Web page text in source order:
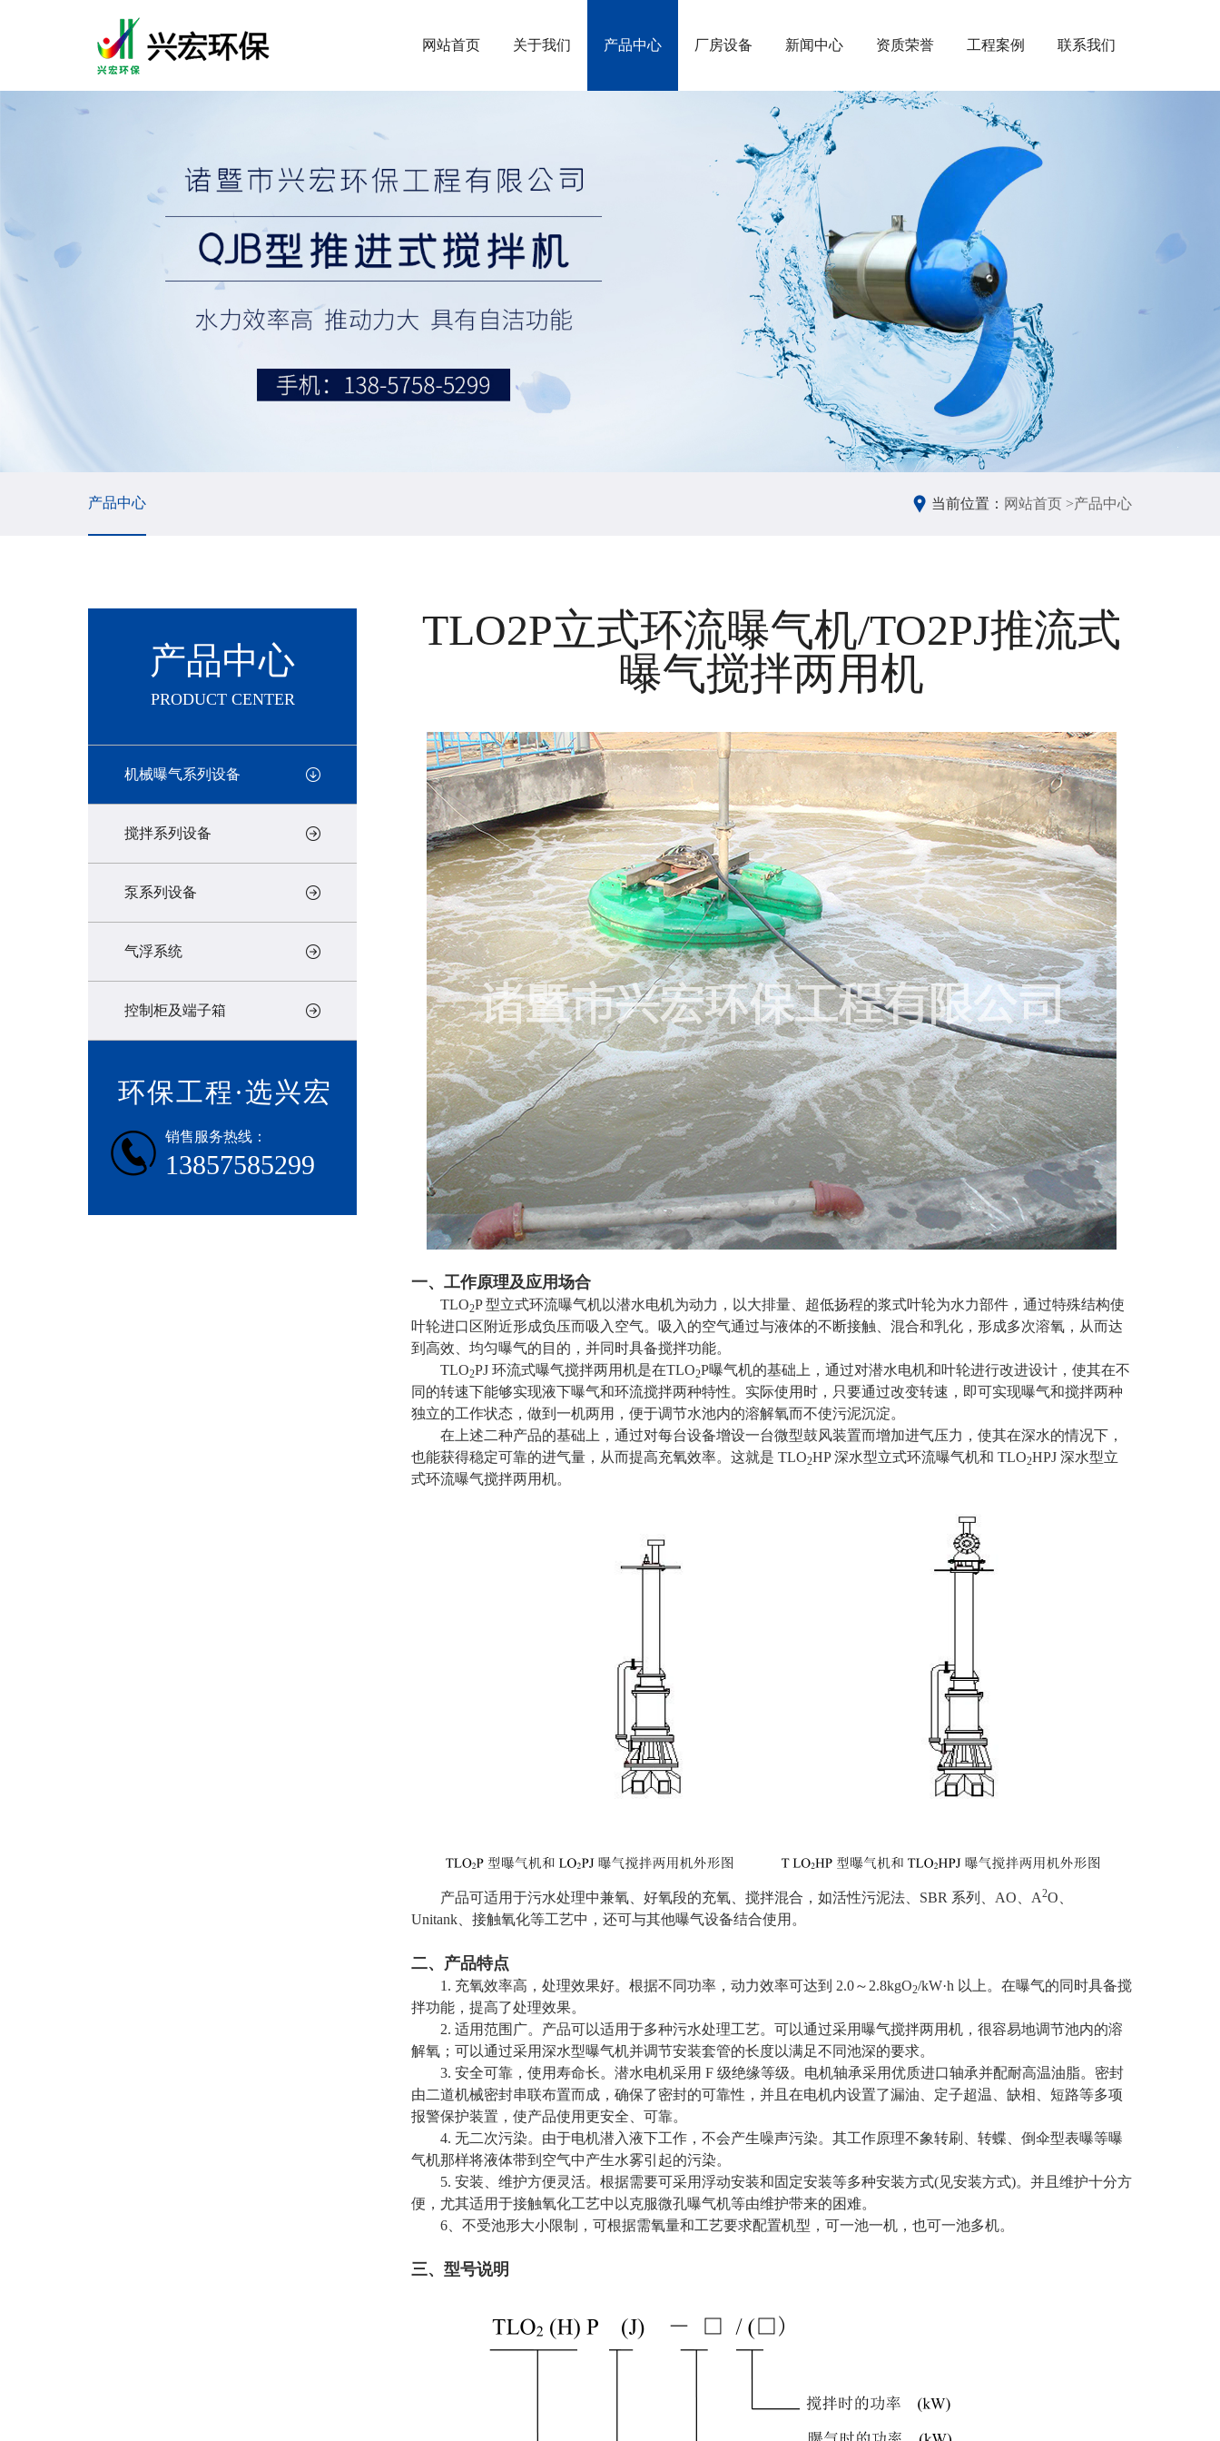
网站首页 关于我们 产品中心 厂房设备 新闻中心 资质荣誉 工程案例 联系我们
当前位置： 网站首页 >产品中心
产品中心
产品中心
PRODUCT CENTER
机械曝气系列设备
搅拌系列设备
泵系列设备
气浮系统
控制柜及端子箱
环保工程·选兴宏
销售服务热线：
13857585299
TLO2P立式环流曝气机/TO2PJ推流式
曝气搅拌两用机
一、工作原理及应用场合
TLO2P 型立式环流曝气机以潜水电机为动力，以大排量、超低扬程的浆式叶轮为水力部件，通过特殊结构使
叶轮进口区附近形成负压而吸入空气。吸入的空气通过与液体的不断接触、混合和乳化，形成多次溶氧，从而达
到高效、均匀曝气的目的，并同时具备搅拌功能。
TLO2PJ 环流式曝气搅拌两用机是在TLO2P曝气机的基础上，通过对潜水电机和叶轮进行改进设计，使其在不
同的转速下能够实现液下曝气和环流搅拌两种特性。实际使用时，只要通过改变转速，即可实现曝气和搅拌两种
独立的工作状态，做到一机两用，便于调节水池内的溶解氧而不使污泥沉淀。
在上述二种产品的基础上，通过对每台设备增设一台微型鼓风装置而增加进气压力，使其在深水的情况下，
也能获得稳定可靠的进气量，从而提高充氧效率。这就是 TLO2HP 深水型立式环流曝气机和 TLO2HPJ 深水型立
式环流曝气搅拌两用机。
产品可适用于污水处理中兼氧、好氧段的充氧、搅拌混合，如活性污泥法、SBR 系列、AO、A2O、
Unitank、接触氧化等工艺中，还可与其他曝气设备结合使用。
二、产品特点
1. 充氧效率高，处理效果好。根据不同功率，动力效率可达到 2.0～2.8kgO2/kW·h 以上。在曝气的同时具备搅
拌功能，提高了处理效果。
2. 适用范围广。产品可以适用于多种污水处理工艺。可以通过采用曝气搅拌两用机，很容易地调节池内的溶
解氧；可以通过采用深水型曝气机并调节安装套管的长度以满足不同池深的要求。
3. 安全可靠，使用寿命长。潜水电机采用 F 级绝缘等级。电机轴承采用优质进口轴承并配耐高温油脂。密封
由二道机械密封串联布置而成，确保了密封的可靠性，并且在电机内设置了漏油、定子超温、缺相、短路等多项
报警保护装置，使产品使用更安全、可靠。
4. 无二次污染。由于电机潜入液下工作，不会产生噪声污染。其工作原理不象转刷、转蝶、倒伞型表曝等曝
气机那样将液体带到空气中产生水雾引起的污染。
5. 安装、维护方便灵活。根据需要可采用浮动安装和固定安装等多种安装方式(见安装方式)。并且维护十分方
便，尤其适用于接触氧化工艺中以克服微孔曝气机等由维护带来的困难。
6、不受池形大小限制，可根据需氧量和工艺要求配置机型，可一池一机，也可一池多机。
三、型号说明